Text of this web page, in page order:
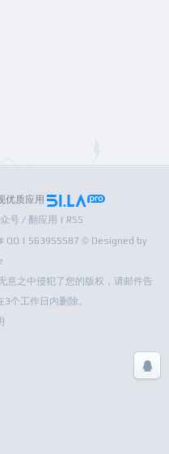
优质应用
号 / 翻应用 | RSS
QQ | 563955587 © Designed by
意之中侵犯了您的版权，请邮件告
个工作日内删除。